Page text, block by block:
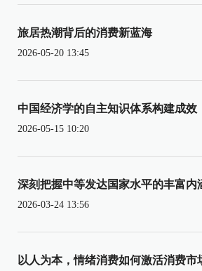
旅居热潮背后的消费新蓝海
2026-05-20 13:45
中国经济学的自主知识体系构建成效
2026-05-15 10:20
深刻把握中等发达国家水平的丰富内
2026-03-24 13:56
以人为本，情绪消费如何激活消费市